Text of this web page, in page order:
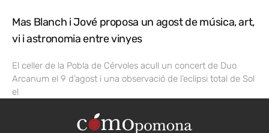
Mas Blanch i Jové proposa un agost de música, art,
vi i astronomia entre vinyes
El celler de la Pobla de Cérvoles acull un concert de Duo
Arcanum el 9 d’agost i una observació de l’eclipsi total de Sol
el